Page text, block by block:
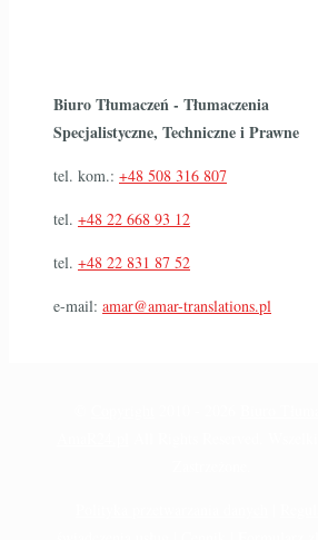
Biuro Tłumaczeń - Tłumaczenia
Specjalistyczne, Techniczne i Prawne
tel. kom.: +48 508 316 807
tel. +48 22 668 93 12
tel. +48 22 831 87 52
e-mail: amar@amar-translations.pl